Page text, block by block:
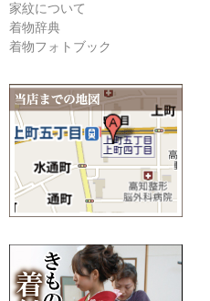
家紋について
着物辞典
着物フォトブック